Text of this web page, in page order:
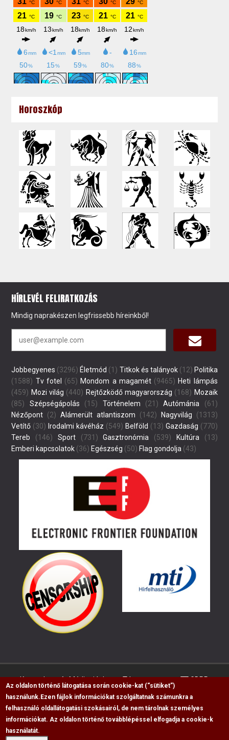
Horoszkóp
HÍRLEVÉL FELIRATKOZÁS
Mindig naprakészen legfrissebb híreinkből!
Jobbegyenes (3296) Életmód (1) Titkok és talányok(12) Politika
(1588) Tv fotel (65) Mondom a magamét(9465) Heti lámpás
(459) Mozi világ (440) Rejtőzködő magyarország (168) Mozaik
(85)
Szépségápolás (15) Történelem (21) Autómánia (61)
Nézőpont (2) Alámerült atlantiszom (142) Nagyvilág (1313)
Vetítő (30) Irodalmi kávéház (549) Belföld (13) Gazdaság (770)
Tereb (146) Sport(731) Gasztronómia (539) Kultúra (13)
Emberi kapcsolatok (36) Egészség (50) Flag gondolja (43)
Kapcsolat Médiaajánlat Impresszum GDPR
RSS
Copyright © 2009-2026, Flag Polgári Magazin saját
Az oldalon történő látogatása során cookie-kat (“sütiket”)
használunk. Ezen fájlok információkat szolgáltatnak számunkra a
felhasználó oldallátogatási szokásairól, de nem tárolnak személyes
információkat. Az oldalon történő továbblépéssel elfogadja a cookie-k
használatát.